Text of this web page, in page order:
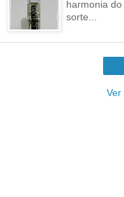
harmonia
sorte...
Ver